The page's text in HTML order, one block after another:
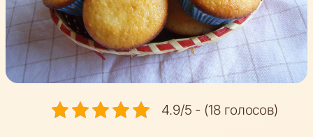
4.9/5 - (18 голосов)